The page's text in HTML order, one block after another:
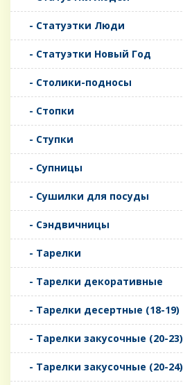
- Статуэтки Люди
- Статуэтки Новый Год
- Столики-подносы
- Стопки
- Ступки
- Супницы
- Сушилки для посуды
- Сэндвичницы
- Тарелки
- Тарелки декоративные
- Тарелки десертные (18-19)
- Тарелки закусочные (20-23)
- Тарелки закусочные (20-24)